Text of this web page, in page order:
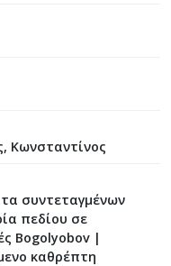
Κωνσταντίνος
συντεταγμένων
πεδίου σε
Bogolyobov |
καθρέπτη